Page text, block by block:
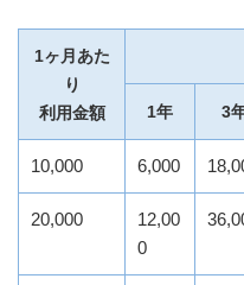
1ヶ月あた
り
利用金額
1年 3
10,000 6,000
20,000
12,00
0